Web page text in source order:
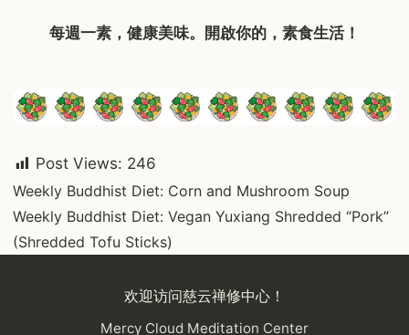
每週一素，健康美味。開啟你的，素食生活！
Post Views: 246
Post
navigation
Weekly Buddhist Diet: Corn and Mushroom Soup
Weekly Buddhist Diet: Vegan Yuxiang Shredded “Pork”
(Shredded Tofu Sticks)
欢迎访问慈云禅修中心！
Mercy Cloud Meditation Center